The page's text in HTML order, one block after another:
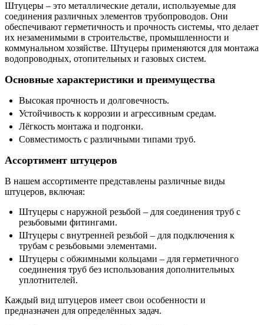
Штуцеры – это металлические детали, используемые для
соединения различных элементов трубопроводов. Они
обеспечивают герметичность и прочность системы, что делает
их незаменимыми в строительстве, промышленности и
коммунальном хозяйстве. Штуцеры применяются для монтажа
водопроводных, отопительных и газовых систем.
Основные характеристики и преимущества
Высокая прочность и долговечность.
Устойчивость к коррозии и агрессивным средам.
Лёгкость монтажа и подгонки.
Совместимость с различными типами труб.
Ассортимент штуцеров
В нашем ассортименте представлены различные виды
штуцеров, включая:
Штуцеры с наружной резьбой – для соединения труб с
резьбовыми фитингами.
Штуцеры с внутренней резьбой – для подключения к
трубам с резьбовыми элементами.
Штуцеры с обжимными кольцами – для герметичного
соединения труб без использования дополнительных
уплотнителей.
Каждый вид штуцеров имеет свои особенности и
предназначен для определённых задач.